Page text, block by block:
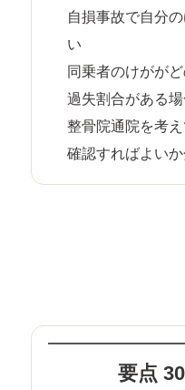
自損事故で自分
い
同乗者のけがが
過失割合がある
整骨院通院を考
確認すればよい
要点